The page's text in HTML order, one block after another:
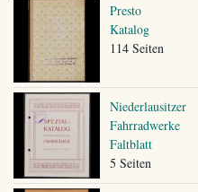
Presto
Katalog
114 Seiten
Niederlausitzer
Fahrradwerke
Faltblatt
5 Seiten